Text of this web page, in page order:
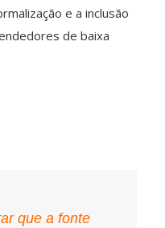
e a inclusão
de baixa
que a fonte